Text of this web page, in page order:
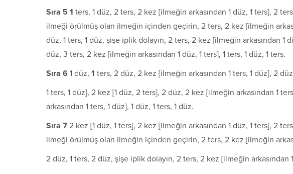
Sıra 5 1 ters, 1 düz, 2 ters, 2 kez [ilmeğin arkasından 1 düz, 1 ters], 2
ilmeği örülmüş olan ilmeğin içinden geçirin, 2 ters, 2 kez [ilmeğin
düz, 1 ters, 1 düz, şişe iplik dolayın, 2 ters, 2 kez [ilmeğin arkasından
düz, 3 ters, 2 kez [ilmeğin arkasından 1 düz, 1 ters], 1 ters, 1 düz, 1 ters.
Sıra 6 1 düz, 1 ters, 2 düz, 2 kez [ilmeğin arkasından 1 ters, 1 düz], 2
1 ters, 1 düz], 2 kez [1 düz, 2 ters], 2 düz, 2 kez [ilmeğin arkasından 1
arkasından 1 ters, 1 düz], 1 düz, 1 ters, 1 düz.
Sıra 7 2 kez [1 düz, 1 ters], 2 kez [ilmeğin arkasından 1 düz, 1 ters], 2
ilmeği örülmüş olan ilmeğin içinden geçirin, 2 ters, 2 kez [ilmeğin
2 düz, 1 ters, 2 düz, şişe iplik dolayın, 2 ters, 2 kez [ilmeğin